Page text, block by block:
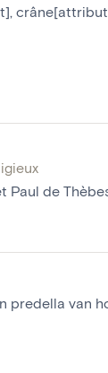
,
Paul de
predella van